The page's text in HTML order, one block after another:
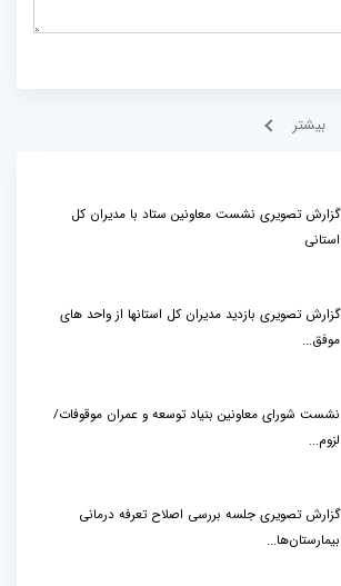
بيشتر
گزارش تصویری نشست معاونین ستاد با مدیران کل
استانی
گزارش تصویری بازدید مدیران کل استانها از واحد های
موفق...
نشست شورای معاونین بنیاد توسعه و عمران موقوفات/
لزوم...
گزارش تصویری جلسه بررسی اصلاح تعرفه درمانی
بیمارستان‌ها...